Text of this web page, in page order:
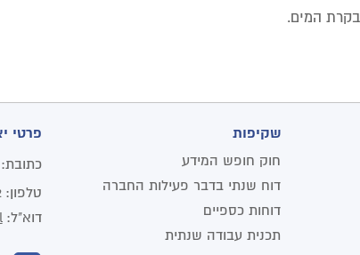
המים.
שקיפות
חוק חופש המידע
דוח שנתי בדבר פעילות החברה
דוחות כספיים
תכנית עבודה שנתית
פרטי
כתובת:
טלפון:
דוא"ל: